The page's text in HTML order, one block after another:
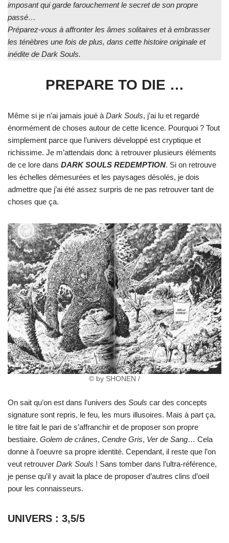
imposant qui garde farouchement le secret de son propre
passé…
Préparez-vous à affronter les âmes solitaires et à embrasser
les ténèbres une fois de plus, dans cette histoire originale et
inédite de Dark Souls.
PREPARE TO DIE …
Même si je n’ai jamais joué àDark Souls, j’ai lu et regardé
énormément de choses autour de cette licence. Pourquoi ? Tout
simplement parce que l’univers développé est cryptique et
richissime. Je m’attendais donc à retrouver plusieurs éléments
de ce lore dans DARK SOULS REDEMPTION. Si on retrouve
les échelles démesurées et les paysages désolés, je dois
admettre que j’ai été assez surpris de ne pas retrouver tant de
choses que ça.
© by SHONEN /
On sait qu’on est dans l’univers des Souls car des concepts
signature sont repris, le feu, les murs illusoires. Mais à part ça,
le titre fait le pari de s’affranchir et de proposer son propre
bestiaire. Golem de crânes, Cendre Gris, Ver de Sang… Cela
donne à l’oeuvre sa propre identité. Cependant, il reste que l’on
veut retrouver Dark Souls ! Sans tomber dans l’ultra-référence,
je pense qu’il y avait la place de proposer d’autres clins d’oeil
pour les connaisseurs.
UNIVERS : 3,5/5